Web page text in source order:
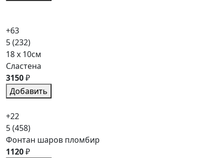
+63
5(232)
18 x 10см
Сластена
3150₽
Добавить
+22
5(458)
Фонтан шаров пломбир
1120₽